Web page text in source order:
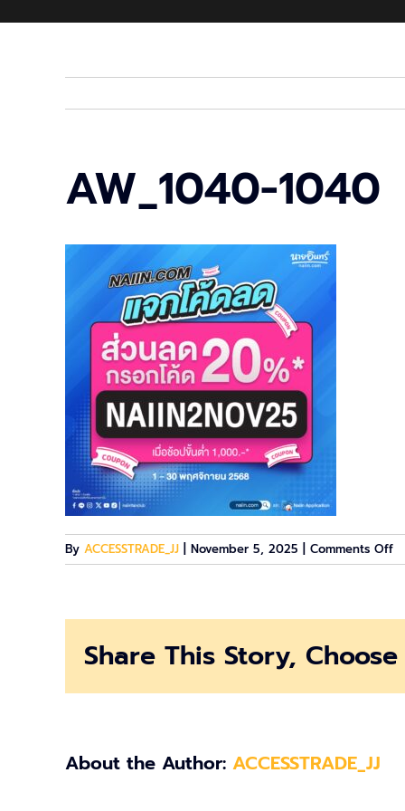
AW_1040-1040
By ACCESSTRADE_JJ November 5, 2025 Comments Offon
Share This Story,
About the Author: ACCESSTRADE_JJ